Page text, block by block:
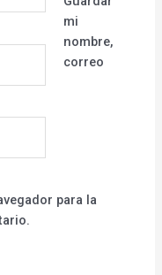
mi
nombre,
correo
para la